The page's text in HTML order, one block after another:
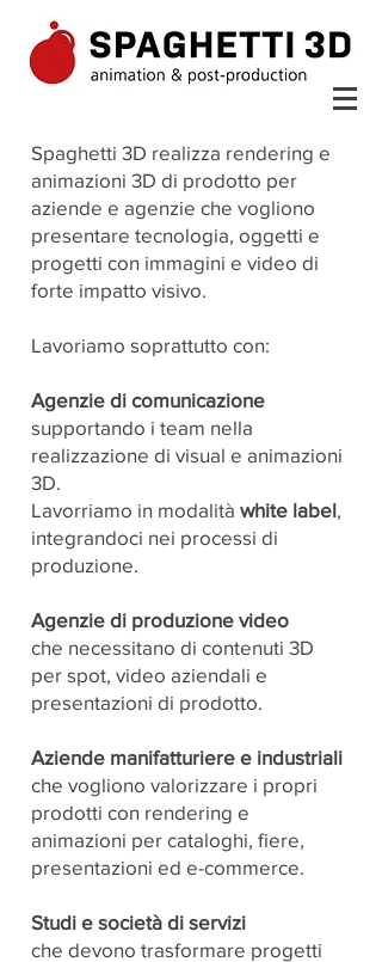
A chi ci
rivogliamo?
Spaghetti 3D realizza rendering e
animazioni 3D di prodotto per
aziende e agenzie che vogliono
presentare tecnologia, oggetti e
progetti con immagini e video di
forte impatto visivo.
Lavoriamo soprattutto con:
Agenzie di comunicazione
supportando i team nella
realizzazione di visual e animazioni
3D.
Lavorriamo in modalità white label,
integrandoci nei processi di
produzione.
Agenzie di produzione video
che necessitano di contenuti 3D
per spot, video aziendali e
presentazioni di prodotto.
Aziende manifatturiere e industriali
che vogliono valorizzare i propri
prodotti con rendering e
animazioni per cataloghi, fiere,
presentazioni ed e-commerce.
Studi e società di servizi
che devono trasformare progetti